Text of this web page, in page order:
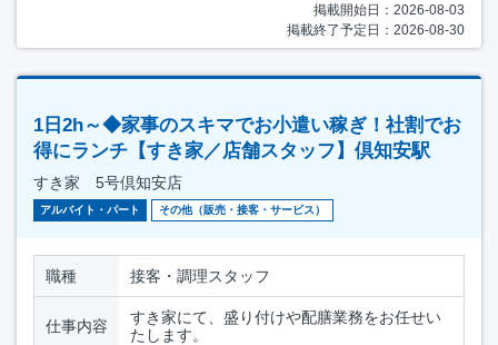
掲載開始日：2026-08-03
掲載終了予定日：2026-08-30
1日2h～◆家事のスキマでお小遣い稼ぎ！社割でお
得にランチ【すき家／店舗スタッフ】倶知安駅
すき家 5号倶知安店
アルバイト・パート その他（販売・接客・サービス）
職種 接客・調理スタッフ
仕事内容
すき家にて、盛り付けや配膳業務をお任せい
たします。